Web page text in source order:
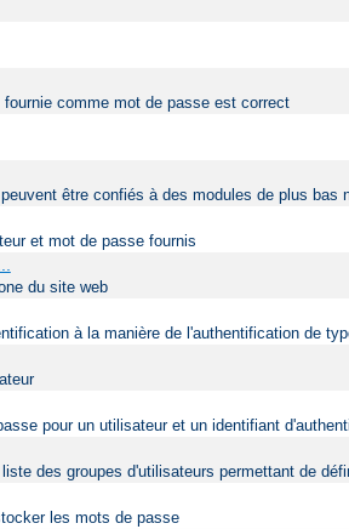
comme mot de passe est correct
être confiés à des modules de plus bas
et mot de passe fournis
du site web
à la manière de l'authentification de
pour un utilisateur et un identifiant
des groupes d'utilisateurs permettant de
les mots de passe